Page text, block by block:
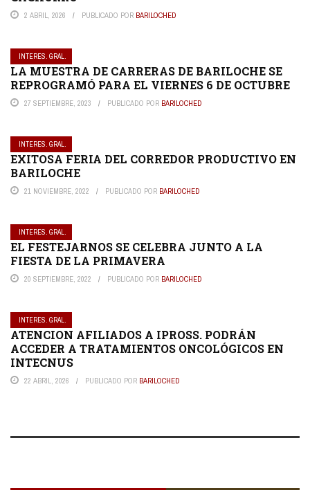
2 ABRIL, 2026 PUBLICADO POR BARILOCHED
INTERES. GRAL.
LA MUESTRA DE CARRERAS DE BARILOCHE SE
REPROGRAMÓ PARA EL VIERNES 6 DE OCTUBRE
27 SEPTIEMBRE, 2023 PUBLICADO POR BARILOCHED
INTERES. GRAL.
EXITOSA FERIA DEL CORREDOR PRODUCTIVO EN
BARILOCHE
21 NOVIEMBRE, 2022 PUBLICADO POR BARILOCHED
INTERES. GRAL.
EL FESTEJARNOS SE CELEBRA JUNTO A LA
FIESTA DE LA PRIMAVERA
20 SEPTIEMBRE, 2022 PUBLICADO POR BARILOCHED
INTERES. GRAL.
ATENCION AFILIADOS A IPROSS. PODRÁN
ACCEDER A TRATAMIENTOS ONCOLÓGICOS EN
INTECNUS
22 ABRIL, 2026 PUBLICADO POR BARILOCHED